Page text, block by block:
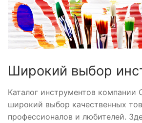
Широкий выбор
Каталог инструментов компании
широкий выбор качественных
профессионалов и любителей.